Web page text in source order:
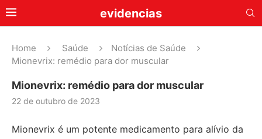
evidencias
Home Saúde
Notícias de Saúde
Mionevrix: remédio para dor muscular
Mionevrix: remédio para dor muscular
22 de outubro de 2023
Mionevrix é um potente medicamento para alívio da